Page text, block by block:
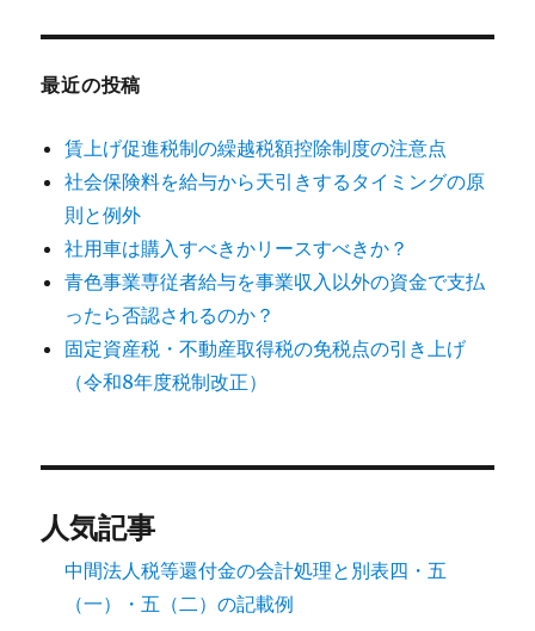
最近の投稿
賃上げ促進税制の繰越税額控除制度の注意点
社会保険料を給与から天引きするタイミングの原
則と例外
社用車は購入すべきかリースすべきか？
青色事業専従者給与を事業収入以外の資金で支払
ったら否認されるのか？
固定資産税・不動産取得税の免税点の引き上げ
（令和8年度税制改正）
人気記事
中間法人税等還付金の会計処理と別表四・五
（一）・五（二）の記載例